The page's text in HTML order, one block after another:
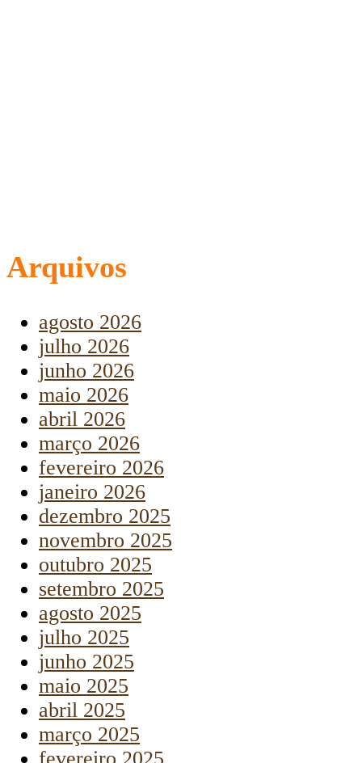
Arquivos
agosto 2026
julho 2026
junho 2026
maio 2026
abril 2026
março 2026
fevereiro 2026
janeiro 2026
dezembro 2025
novembro 2025
outubro 2025
setembro 2025
agosto 2025
julho 2025
junho 2025
maio 2025
abril 2025
março 2025